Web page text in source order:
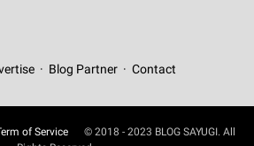
Blog Partner Contact
of Service
© 2018 - 2023 BLOG SAYUGI. All